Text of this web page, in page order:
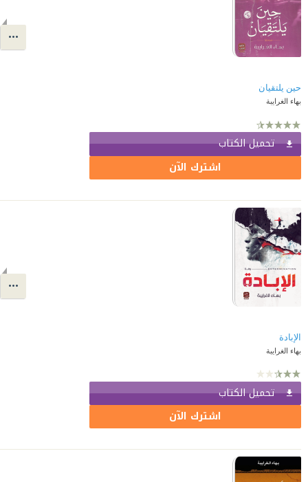
حين يلتقيان
بهاء الغرايبة
تحميل الكتاب
اشترك الآن
الإبادة
بهاء الغرايبة
تحميل الكتاب
اشترك الآن